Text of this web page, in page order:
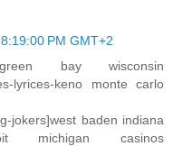
PM GMT+2
bay wisconsin
lyrices-keno monte carlo
jokers]west baden indiana
michigan casinos